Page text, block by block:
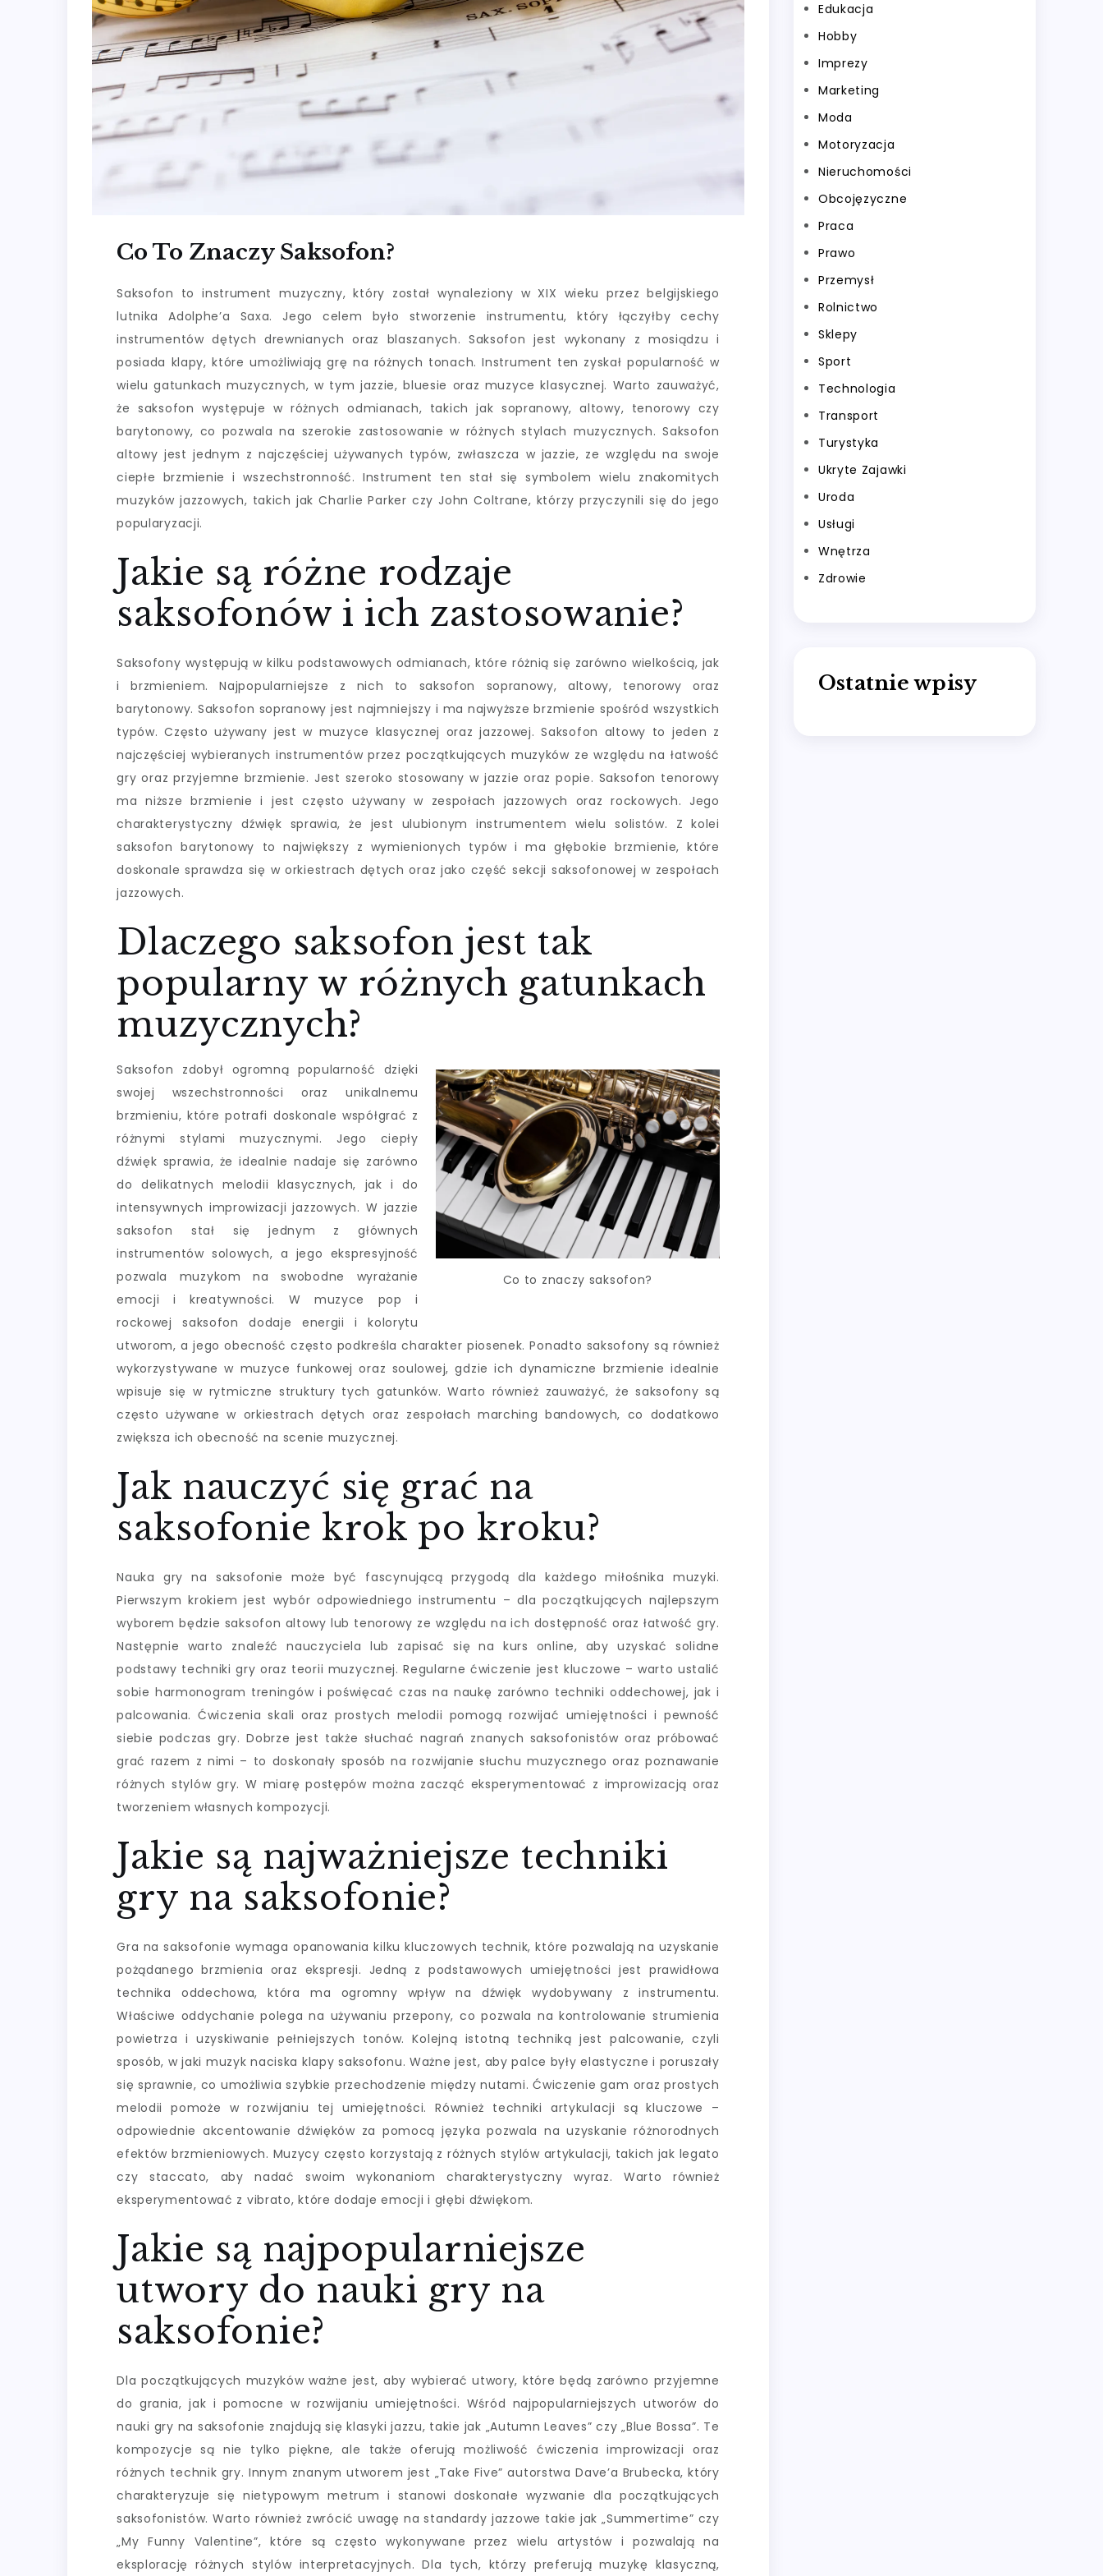
Co To Znaczy Saksofon?
Saksofon to instrument muzyczny, który został wynaleziony w XIX wieku przez belgijskiego
lutnika Adolphe’a Saxa. Jego celem było stworzenie instrumentu, który łączyłby cechy
instrumentów dętych drewnianych oraz blaszanych. Saksofon jest wykonany z mosiądzu i
posiada klapy, które umożliwiają grę na różnych tonach. Instrument ten zyskał popularność w
wielu gatunkach muzycznych, w tym jazzie, bluesie oraz muzyce klasycznej. Warto zauważyć,
że saksofon występuje w różnych odmianach, takich jak sopranowy, altowy, tenorowy czy
barytonowy, co pozwala na szerokie zastosowanie w różnych stylach muzycznych. Saksofon
altowy jest jednym z najczęściej używanych typów, zwłaszcza w jazzie, ze względu na swoje
ciepłe brzmienie i wszechstronność. Instrument ten stał się symbolem wielu znakomitych
muzyków jazzowych, takich jak Charlie Parker czy John Coltrane, którzy przyczynili się do jego
popularyzacji.
Jakie są różne rodzaje
saksofonów i ich zastosowanie?
Saksofony występują w kilku podstawowych odmianach, które różnią się zarówno wielkością, jak
i brzmieniem. Najpopularniejsze z nich to saksofon sopranowy, altowy, tenorowy oraz
barytonowy. Saksofon sopranowy jest najmniejszy i ma najwyższe brzmienie spośród wszystkich
typów. Często używany jest w muzyce klasycznej oraz jazzowej. Saksofon altowy to jeden z
najczęściej wybieranych instrumentów przez początkujących muzyków ze względu na łatwość
gry oraz przyjemne brzmienie. Jest szeroko stosowany w jazzie oraz popie. Saksofon tenorowy
ma niższe brzmienie i jest często używany w zespołach jazzowych oraz rockowych. Jego
charakterystyczny dźwięk sprawia, że jest ulubionym instrumentem wielu solistów. Z kolei
saksofon barytonowy to największy z wymienionych typów i ma głębokie brzmienie, które
doskonale sprawdza się w orkiestrach dętych oraz jako część sekcji saksofonowej w zespołach
jazzowych.
Dlaczego saksofon jest tak
popularny w różnych gatunkach
muzycznych?
Co to znaczy saksofon?
Saksofon zdobył ogromną popularność dzięki
swojej wszechstronności oraz unikalnemu
brzmieniu, które potrafi doskonale współgrać z
różnymi stylami muzycznymi. Jego ciepły
dźwięk sprawia, że idealnie nadaje się zarówno
do delikatnych melodii klasycznych, jak i do
intensywnych improwizacji jazzowych. W jazzie
saksofon stał się jednym z głównych
instrumentów solowych, a jego ekspresyjność
pozwala muzykom na swobodne wyrażanie
emocji i kreatywności. W muzyce pop i
rockowej saksofon dodaje energii i kolorytu
utworom, a jego obecność często podkreśla charakter piosenek. Ponadto saksofony są również
wykorzystywane w muzyce funkowej oraz soulowej, gdzie ich dynamiczne brzmienie idealnie
wpisuje się w rytmiczne struktury tych gatunków. Warto również zauważyć, że saksofony są
często używane w orkiestrach dętych oraz zespołach marching bandowych, co dodatkowo
zwiększa ich obecność na scenie muzycznej.
Jak nauczyć się grać na
saksofonie krok po kroku?
Nauka gry na saksofonie może być fascynującą przygodą dla każdego miłośnika muzyki.
Pierwszym krokiem jest wybór odpowiedniego instrumentu – dla początkujących najlepszym
wyborem będzie saksofon altowy lub tenorowy ze względu na ich dostępność oraz łatwość gry.
Następnie warto znaleźć nauczyciela lub zapisać się na kurs online, aby uzyskać solidne
podstawy techniki gry oraz teorii muzycznej. Regularne ćwiczenie jest kluczowe – warto ustalić
sobie harmonogram treningów i poświęcać czas na naukę zarówno techniki oddechowej, jak i
palcowania. Ćwiczenia skali oraz prostych melodii pomogą rozwijać umiejętności i pewność
siebie podczas gry. Dobrze jest także słuchać nagrań znanych saksofonistów oraz próbować
grać razem z nimi – to doskonały sposób na rozwijanie słuchu muzycznego oraz poznawanie
różnych stylów gry. W miarę postępów można zacząć eksperymentować z improwizacją oraz
tworzeniem własnych kompozycji.
Jakie są najważniejsze techniki
gry na saksofonie?
Gra na saksofonie wymaga opanowania kilku kluczowych technik, które pozwalają na uzyskanie
pożądanego brzmienia oraz ekspresji. Jedną z podstawowych umiejętności jest prawidłowa
technika oddechowa, która ma ogromny wpływ na dźwięk wydobywany z instrumentu.
Właściwe oddychanie polega na używaniu przepony, co pozwala na kontrolowanie strumienia
powietrza i uzyskiwanie pełniejszych tonów. Kolejną istotną techniką jest palcowanie, czyli
sposób, w jaki muzyk naciska klapy saksofonu. Ważne jest, aby palce były elastyczne i poruszały
się sprawnie, co umożliwia szybkie przechodzenie między nutami. Ćwiczenie gam oraz prostych
melodii pomoże w rozwijaniu tej umiejętności. Również techniki artykulacji są kluczowe –
odpowiednie akcentowanie dźwięków za pomocą języka pozwala na uzyskanie różnorodnych
efektów brzmieniowych. Muzycy często korzystają z różnych stylów artykulacji, takich jak legato
czy staccato, aby nadać swoim wykonaniom charakterystyczny wyraz. Warto również
eksperymentować z vibrato, które dodaje emocji i głębi dźwiękom.
Jakie są najpopularniejsze
utwory do nauki gry na
saksofonie?
Dla początkujących muzyków ważne jest, aby wybierać utwory, które będą zarówno przyjemne
do grania, jak i pomocne w rozwijaniu umiejętności. Wśród najpopularniejszych utworów do
nauki gry na saksofonie znajdują się klasyki jazzu, takie jak „Autumn Leaves” czy „Blue Bossa”. Te
kompozycje są nie tylko piękne, ale także oferują możliwość ćwiczenia improwizacji oraz
różnych technik gry. Innym znanym utworem jest „Take Five” autorstwa Dave’a Brubecka, który
charakteryzuje się nietypowym metrum i stanowi doskonałe wyzwanie dla początkujących
saksofonistów. Warto również zwrócić uwagę na standardy jazzowe takie jak „Summertime” czy
„My Funny Valentine”, które są często wykonywane przez wielu artystów i pozwalają na
eksplorację różnych stylów interpretacyjnych. Dla tych, którzy preferują muzykę klasyczną,
Edukacja
Hobby
Imprezy
Marketing
Moda
Motoryzacja
Nieruchomości
Obcojęzyczne
Praca
Prawo
Przemysł
Rolnictwo
Sklepy
Sport
Technologia
Transport
Turystyka
Ukryte Zajawki
Uroda
Usługi
Wnętrza
Zdrowie
Ostatnie wpisy